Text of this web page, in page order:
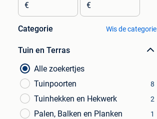
€ €
Categorie Wis de categorie
Tuin en Terras
Alle zoekertjes
Tuinpoorten
8
Tuinhekken en Hekwerk 2
Palen, Balken en Planken 1